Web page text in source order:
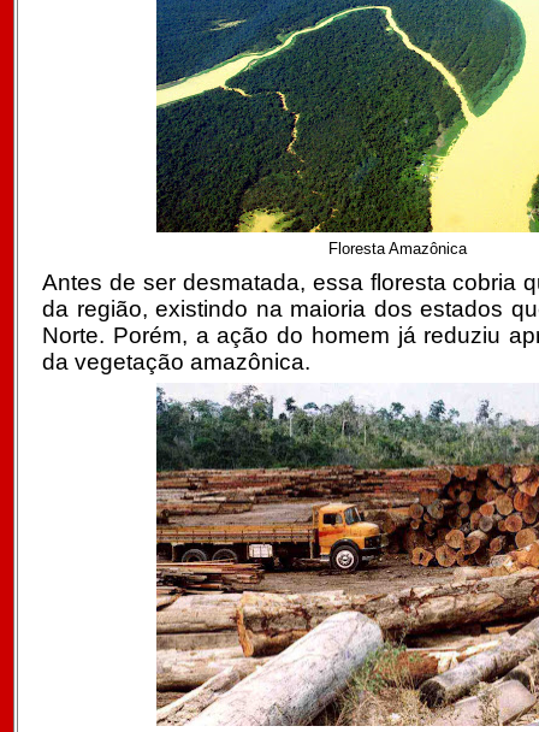
Floresta Amazônica
Antes de ser desmatada, essa floresta cobria
da região, existindo na maioria dos estados
Norte. Porém, a ação do homem já reduziu
da vegetação amazônica.